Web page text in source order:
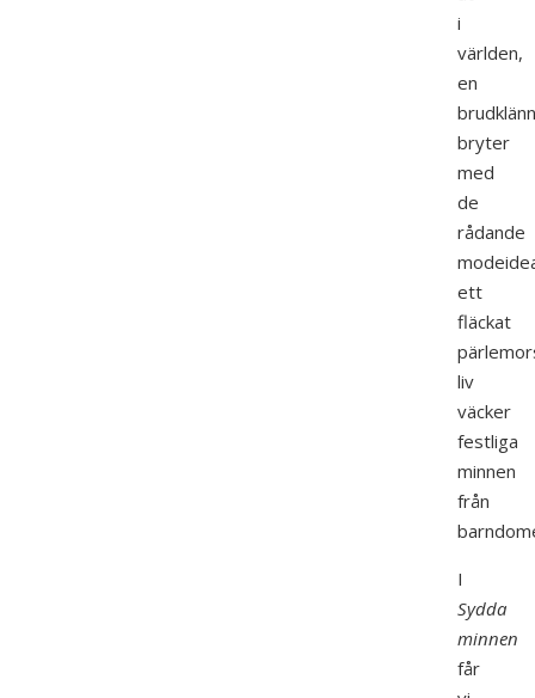
i
världen,
en
bryter
med
de
rådande
ett
fläckat
liv
väcker
festliga
minnen
från
I
Sydda
minnen
får